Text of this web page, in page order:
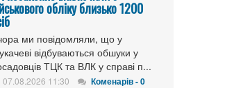
обліку близько 1200
ми повідомляли, що у
відбуваються обшуки у
ТЦК та ВЛК у справі п...
07.08.2026 11:30 Коменарів - 0